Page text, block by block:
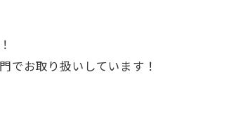
でお取り扱いしています！